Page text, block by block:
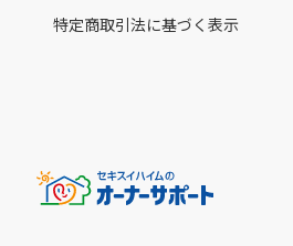
特定商取引法に基づく表示